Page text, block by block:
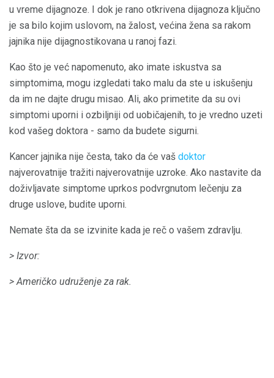
u vreme dijagnoze. I dok je rano otkrivena dijagnoza ključno
je sa bilo kojim uslovom, na žalost, većina žena sa rakom
jajnika nije dijagnostikovana u ranoj fazi.
Kao što je već napomenuto, ako imate iskustva sa
simptomima, mogu izgledati tako malu da ste u iskušenju
da im ne dajte drugu misao. Ali, ako primetite da su ovi
simptomi uporni i ozbiljniji od uobičajenih, to je vredno uzeti
kod vašeg doktora - samo da budete sigurni.
Kancer jajnika nije česta, tako da će vaš doktor
najverovatnije tražiti najverovatnije uzroke. Ako nastavite da
doživljavate simptome uprkos podvrgnutom lečenju za
druge uslove, budite uporni.
Nemate šta da se izvinite kada je reč o vašem zdravlju.
> Izvor:
> Američko udruženje za rak.